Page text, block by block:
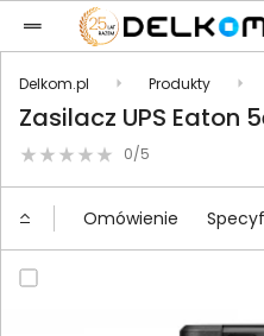
Delkom.pl Produkty
Zasilacz UPS Eaton
0/5
Omówienie